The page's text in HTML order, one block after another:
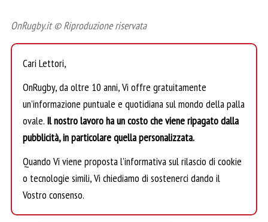
OnRugby.it © Riproduzione riservata
Cari Lettori,
OnRugby, da oltre 10 anni, Vi offre gratuitamente
un’informazione puntuale e quotidiana sul mondo della palla
ovale. Il nostro lavoro ha un costo che viene ripagato dalla
pubblicità, in particolare quella personalizzata.
Quando Vi viene proposta l’informativa sul rilascio di cookie
o tecnologie simili, Vi chiediamo di sostenerci dando il
Vostro consenso.